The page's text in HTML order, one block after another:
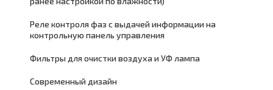
Реле контроля фаз с выдачей информации на
контрольную панель управления
Фильтры для очистки воздуха и УФ лампа
Современный дизайн